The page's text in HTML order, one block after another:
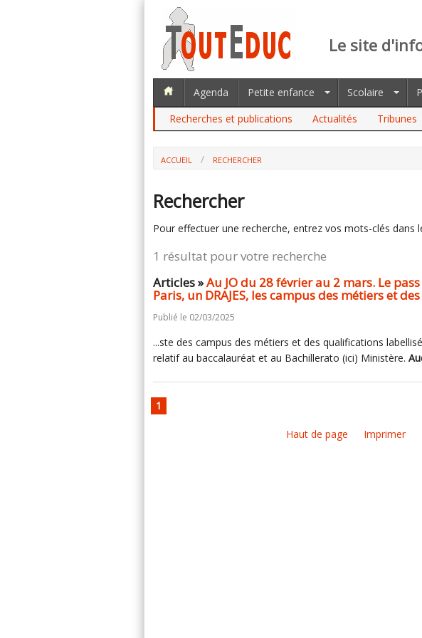
Le site
Agenda Petite enfance Scolaire
Recherches et publications
Actualités Tribunes
ACCUEIL RECHERCHER
Rechercher
Pour effectuer une recherche, entrez vos mots-clés dans
1 résultat pour votre recherche
Articles »Au JO du 28 février au 2 mars. Le
Paris, un DRAJES, les campus des métiers et
Publié le 02/03/2025
...ste des campus des métiers et des qualifications
relatif au baccalauréat et au Bachillerato (ici) Ministère.
1
Haut de page Imprimer